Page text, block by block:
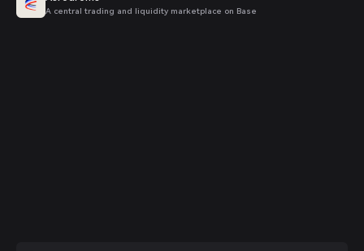
A central trading and liquidity marketplace on Base